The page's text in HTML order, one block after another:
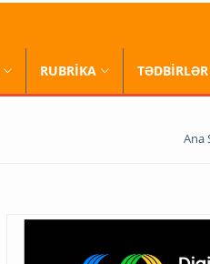
RUBRİKA TƏDBİRLƏR
Ana